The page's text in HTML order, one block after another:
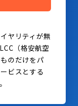
ヤリティが無
（格安航空
のだけをパ
ビスとする